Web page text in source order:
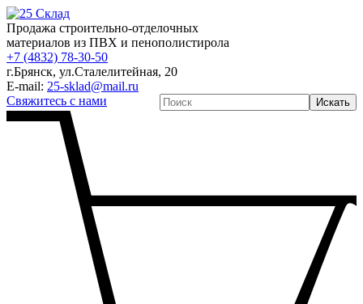
Продажа строительно-отделочных
материалов из ПВХ и пенополистирола
+7 (4832) 78-30-50
г.Брянск, ул.Сталелитейная, 20
E-mail: 25-sklad@mail.ru
Свяжитесь с нами
Искать